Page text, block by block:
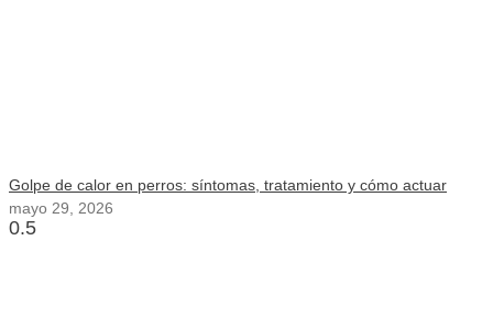
Golpe de calor en perros: síntomas, tratamiento y cómo actuar
mayo 29, 2026